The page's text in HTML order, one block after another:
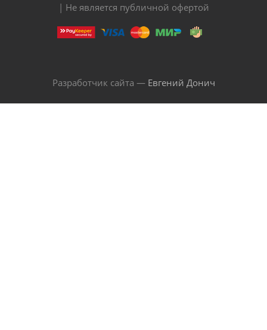
| Не является публичной офертой
Разработчик сайта — Евгений Донич